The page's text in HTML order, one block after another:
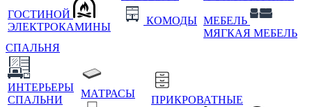
ГОСТИНОЙ
ЭЛЕКТРОКАМИНЫ
КОМОДЫ МЕБЕЛЬ
МЯГКАЯ МЕБЕЛЬ
СПАЛЬНЯ
ИНТЕРЬЕРЫ
СПАЛЬНИ
МАТРАСЫ
ПРИКРОВАТНЫЕ